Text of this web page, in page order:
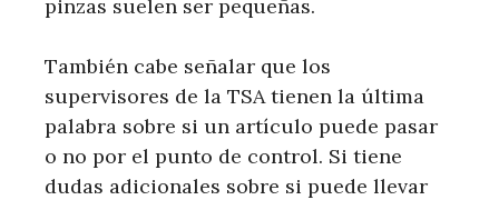
pinzas suelen ser pequeñas.
También cabe señalar que los
supervisores de la TSA tienen la última
palabra sobre si un artículo puede pasar
o no por el punto de control. Si tiene
dudas adicionales sobre si puede llevar